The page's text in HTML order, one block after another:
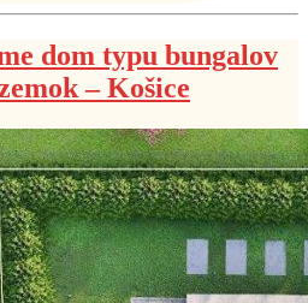
dom typu bungalov
– Košice